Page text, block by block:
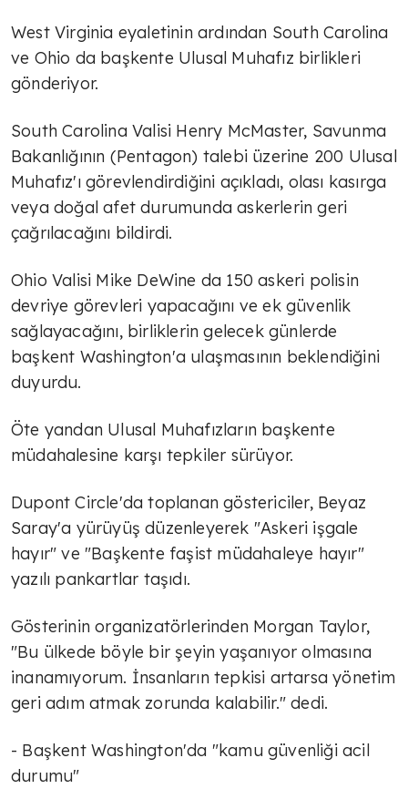
West Virginia eyaletinin ardından South Carolina
ve Ohio da başkente Ulusal Muhafız birlikleri
gönderiyor.
South Carolina Valisi Henry McMaster, Savunma
Bakanlığının (Pentagon) talebi üzerine 200 Ulusal
Muhafız'ı görevlendirdiğini açıkladı, olası kasırga
veya doğal afet durumunda askerlerin geri
çağrılacağını bildirdi.
Ohio Valisi Mike DeWine da 150 askeri polisin
devriye görevleri yapacağını ve ek güvenlik
sağlayacağını, birliklerin gelecek günlerde
başkent Washington'a ulaşmasının beklendiğini
duyurdu.
Öte yandan Ulusal Muhafızların başkente
müdahalesine karşı tepkiler sürüyor.
Dupont Circle'da toplanan göstericiler, Beyaz
Saray'a yürüyüş düzenleyerek "Askeri işgale
hayır" ve "Başkente faşist müdahaleye hayır"
yazılı pankartlar taşıdı.
Gösterinin organizatörlerinden Morgan Taylor,
"Bu ülkede böyle bir şeyin yaşanıyor olmasına
inanamıyorum. İnsanların tepkisi artarsa yönetim
geri adım atmak zorunda kalabilir." dedi.
- Başkent Washington'da "kamu güvenliği acil
durumu"